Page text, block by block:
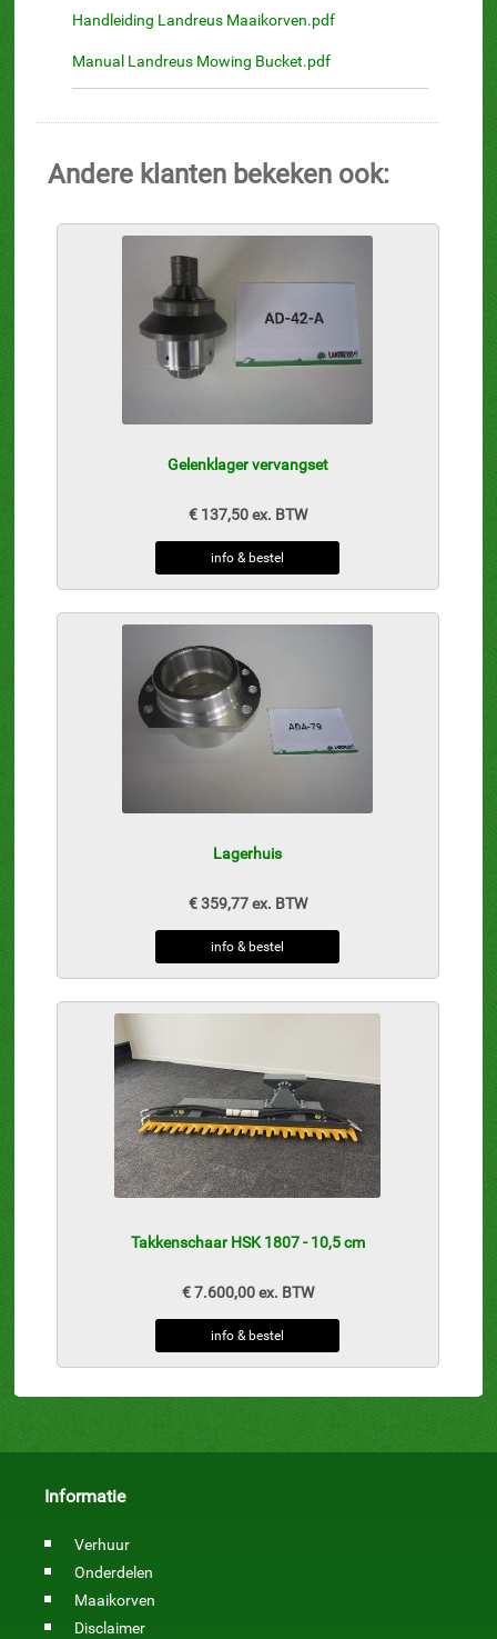
Handleiding Landreus Maaikorven.pdf
Manual Landreus Mowing Bucket.pdf
Andere klanten bekeken ook:
Gelenklager vervangset
€ 137,50 ex. BTW
info & bestel
Lagerhuis
€ 359,77 ex. BTW
info & bestel
Takkenschaar HSK 1807 - 10,5 cm
€ 7.600,00 ex. BTW
info & bestel
Informatie
Verhuur
Onderdelen
Maaikorven
Disclaimer